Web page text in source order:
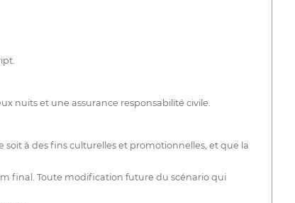
nuits et une assurance responsabilité civile.
à des fins culturelles et promotionnelles, et que la
final. Toute modification future du scénario qui